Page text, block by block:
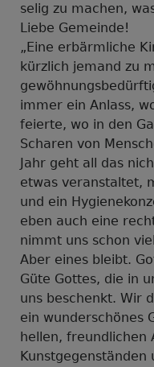
selig zu machen,
Liebe Gemeinde!
„Eine erbärmliche
kürzlich jemand zu
immer ein Anlass,
feierte, wo in den
Scharen von
Jahr geht all das
etwas veranstaltet,
und ein
eben auch eine
nimmt uns schon
Aber eines bleibt.
Güte Gottes, die in
uns beschenkt. Wir
ein wunderschönes
hellen, freundlichen
Kunstgegenständen